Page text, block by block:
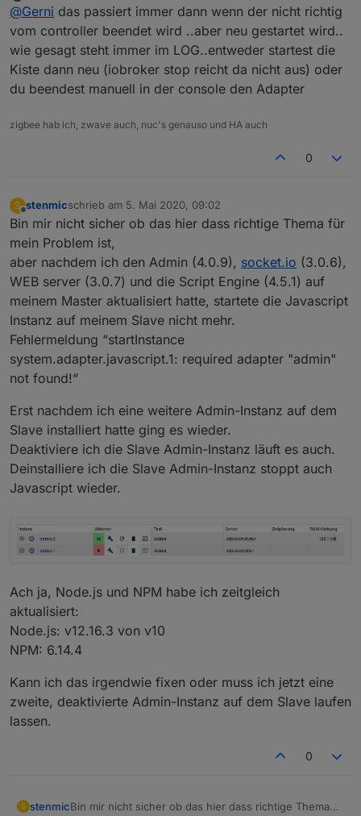
Offline
@Gerni das passiert immer dann wenn der nicht richtig
vom controller beendet wird ..aber neu gestartet wird..
wie gesagt steht immer im LOG..entweder startest die
Kiste dann neu (iobroker stop reicht da nicht aus) oder
du beendest manuell in der console den Adapter
zigbee hab ich, zwave auch, nuc's genauso und HA auch
0
S
Offline
stenmicschrieb am 5. Mai 2020, 09:02
zuletzt editiert von
Bin mir nicht sicher ob das hier dass richtige Thema für
mein Problem ist,
aber nachdem ich den Admin (4.0.9), socket.io (3.0.6),
WEB server (3.0.7) und die Script Engine (4.5.1) auf
meinem Master aktualisiert hatte, startete die Javascript
Instanz auf meinem Slave nicht mehr.
Fehlermeldung “startInstance
system.adapter.javascript.1: required adapter "admin"
not found!“
Erst nachdem ich eine weitere Admin-Instanz auf dem
Slave installiert hatte ging es wieder.
Deaktiviere ich die Slave Admin-Instanz läuft es auch.
Deinstalliere ich die Slave Admin-Instanz stoppt auch
Javascript wieder.
Ach ja, Node.js und NPM habe ich zeitgleich
aktualisiert:
Node.js: v12.16.3 von v10
NPM: 6.14.4
Kann ich das irgendwie fixen oder muss ich jetzt eine
zweite, deaktivierte Admin-Instanz auf dem Slave laufen
lassen.
0
S stenmicBin mir nicht sicher ob das hier dass richtige Thema